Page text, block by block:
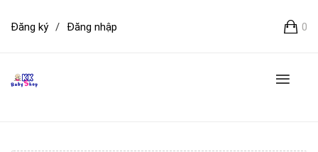
0
Đăng ký / Đăng nhập